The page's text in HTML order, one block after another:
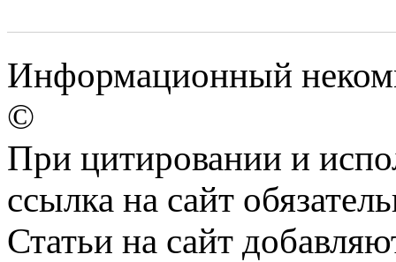
Информационный
©
При цитировании и
ссылка на сайт
Статьи на сайт